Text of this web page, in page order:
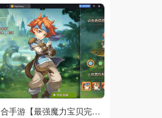
Q版回合手游【最强魔力宝贝完整版】Win系服务端+安卓苹果双端+多区+多功能GM授权后台+详细搭建教程